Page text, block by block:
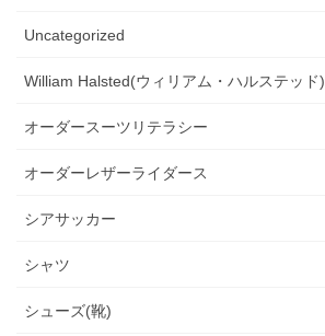
Uncategorized
William Halsted(ウィリアム・ハルステッド)
オーダースーツリテラシー
オーダーレザーライダース
シアサッカー
シャツ
シューズ(靴)